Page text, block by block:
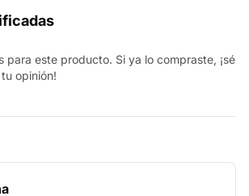
para este producto. Si ya lo compraste, ¡sé
opinión!